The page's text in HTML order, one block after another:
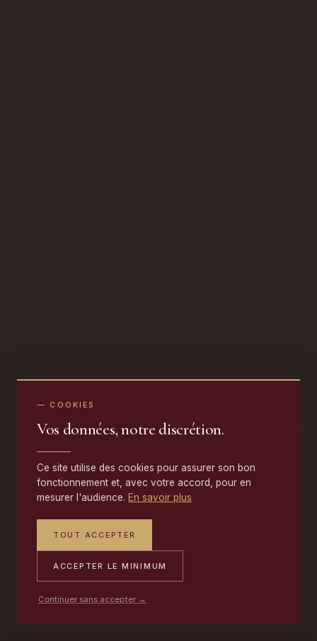
— COOKIES
Vos données, notre discrétion.
Ce site utilise des cookies pour assurer son bon
fonctionnement et, avec votre accord, pour en
mesurer l'audience. En savoir plus
TOUT ACCEPTER
ACCEPTER LE MINIMUM
Continuer sans accepter →